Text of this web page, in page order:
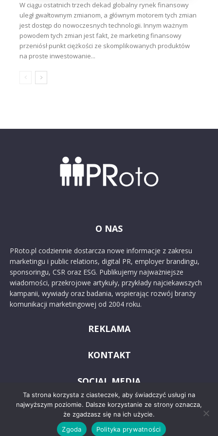
W ciągu ostatnich trzech dekad globalny rynek finansowy
uległ gwałtownym zmianom, a głównym motorem tych zmian
jest dostęp do nowoczesnych technologii. Innym ważnym
powodem tych zmian jest fakt, że marketing finansowy
przeniósł punkt ciężkości ze skomplikowanych produktów
na proste inwestowanie...
O NAS
PRoto.pl codziennie dostarcza nowe informacje z zakresu
marketingu i public relations, digital PR, employer brandingu,
sponsoringu, CSR oraz ESG. Publikujemy najważniejsze
wiadomości, przekrojowe artykuły, przykłady najciekawszych
kampanii, wywiady oraz badania, wspierając rozwój branży
komunikacji marketingowej od 2004 roku.
REKLAMA
KONTAKT
SOCIAL MEDIA
Ta strona korzysta z ciasteczek, aby świadczyć usługi na
najwyższym poziomie. Dalsze korzystanie ze strony oznacza,
że zgadzasz się na ich użycie.
Zgoda
Polityka prywatności